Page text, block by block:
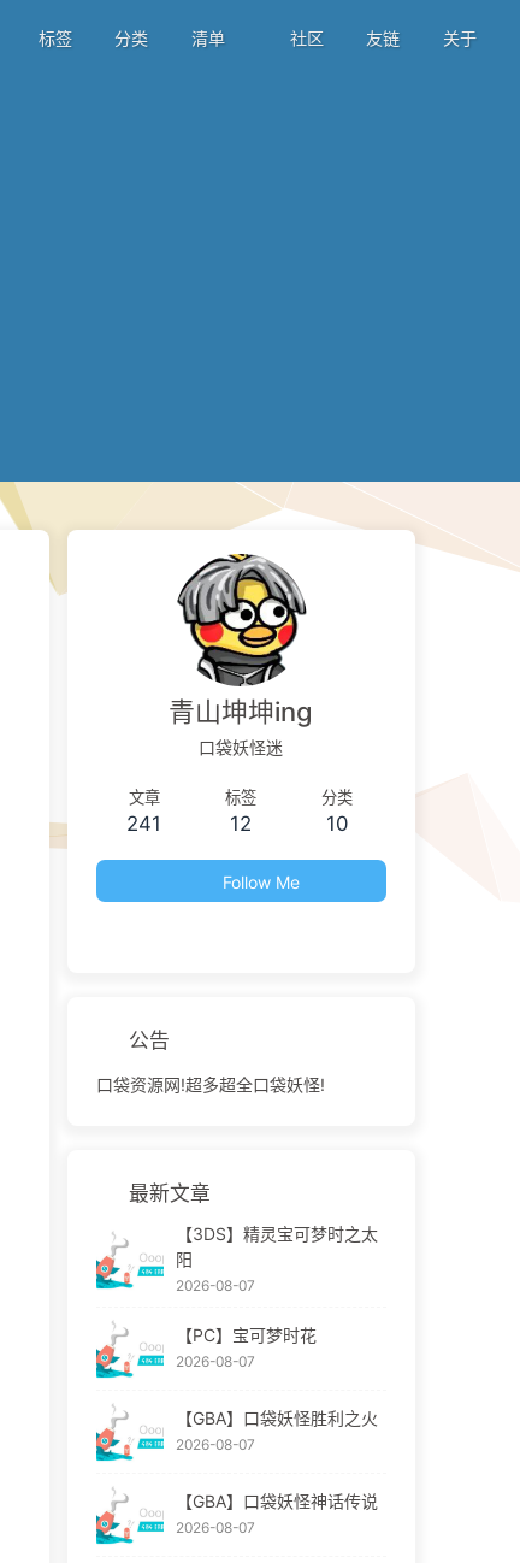
标签 分类 清单 社区 友链 关于
青山坤坤ing
口袋妖怪迷
文章
241
标签
12
分类
10
Follow Me
公告
口袋资源网!超多超全口袋妖怪!
最新文章
【3DS】精灵宝可梦时之太
阳
2026-08-07
【PC】宝可梦时花
2026-08-07
【GBA】口袋妖怪胜利之火
2026-08-07
【GBA】口袋妖怪神话传说
2026-08-07